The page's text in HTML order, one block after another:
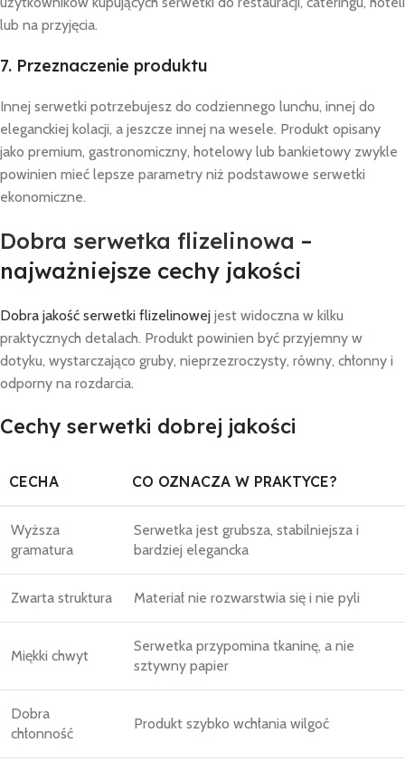
lub na przyjęcia.
7. Przeznaczenie produktu
Innej serwetki potrzebujesz do codziennego lunchu, innej do
eleganckiej kolacji, a jeszcze innej na wesele. Produkt opisany
jako premium, gastronomiczny, hotelowy lub bankietowy zwykle
powinien mieć lepsze parametry niż podstawowe serwetki
ekonomiczne.
Dobra serwetka flizelinowa –
najważniejsze cechy jakości
Dobra jakość serwetki flizelinowej jest widoczna w kilku
praktycznych detalach. Produkt powinien być przyjemny w
dotyku, wystarczająco gruby, nieprzezroczysty, równy, chłonny i
odporny na rozdarcia.
Cechy serwetki dobrej jakości
CECHA CO OZNACZA W PRAKTYCE?
Wyższa
gramatura
Serwetka jest grubsza, stabilniejsza i
bardziej elegancka
Zwarta struktura Materiał nie rozwarstwia się i nie pyli
Miękki chwyt
Serwetka przypomina tkaninę, a nie
sztywny papier
Dobra
chłonność
Produkt szybko wchłania wilgoć